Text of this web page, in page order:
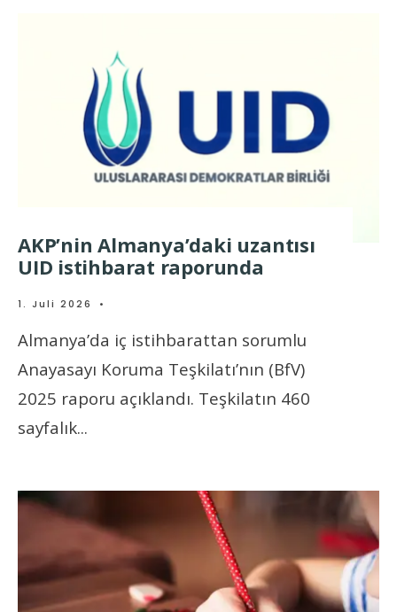
AKP’nin Almanya’daki uzantısı
UID istihbarat raporunda
1. Juli 2026 •
Almanya’da iç istihbarattan sorumlu
Anayasayı Koruma Teşkilatı’nın (BfV)
2025 raporu açıklandı. Teşkilatın 460
sayfalık...